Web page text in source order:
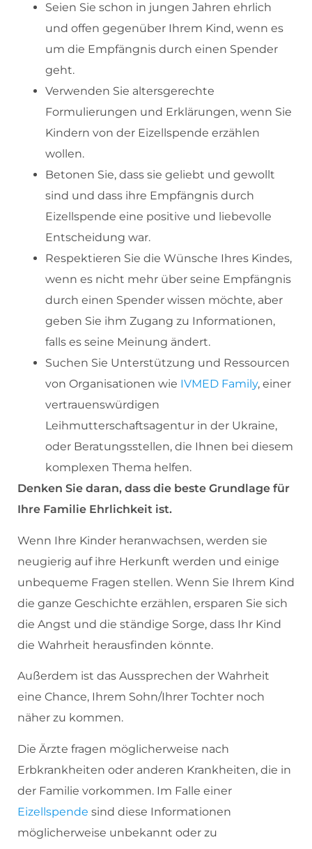
Seien Sie schon in jungen Jahren ehrlich
und offen gegenüber Ihrem Kind, wenn es
um die Empfängnis durch einen Spender
geht.
Verwenden Sie altersgerechte
Formulierungen und Erklärungen, wenn Sie
Kindern von der Eizellspende erzählen
wollen.
Betonen Sie, dass sie geliebt und gewollt
sind und dass ihre Empfängnis durch
Eizellspende eine positive und liebevolle
Entscheidung war.
Respektieren Sie die Wünsche Ihres Kindes,
wenn es nicht mehr über seine Empfängnis
durch einen Spender wissen möchte, aber
geben Sie ihm Zugang zu Informationen,
falls es seine Meinung ändert.
Suchen Sie Unterstützung und Ressourcen
von Organisationen wie IVMED Family, einer
vertrauenswürdigen
Leihmutterschaftsagentur in der Ukraine,
oder Beratungsstellen, die Ihnen bei diesem
komplexen Thema helfen.
Denken Sie daran, dass die beste Grundlage für
Ihre Familie Ehrlichkeit ist.
Wenn Ihre Kinder heranwachsen, werden sie
neugierig auf ihre Herkunft werden und einige
unbequeme Fragen stellen. Wenn Sie Ihrem Kind
die ganze Geschichte erzählen, ersparen Sie sich
die Angst und die ständige Sorge, dass Ihr Kind
die Wahrheit herausfinden könnte.
Außerdem ist das Aussprechen der Wahrheit
eine Chance, Ihrem Sohn/Ihrer Tochter noch
näher zu kommen.
Die Ärzte fragen möglicherweise nach
Erbkrankheiten oder anderen Krankheiten, die in
der Familie vorkommen. Im Falle einer
Eizellspende sind diese Informationen
möglicherweise unbekannt oder zu